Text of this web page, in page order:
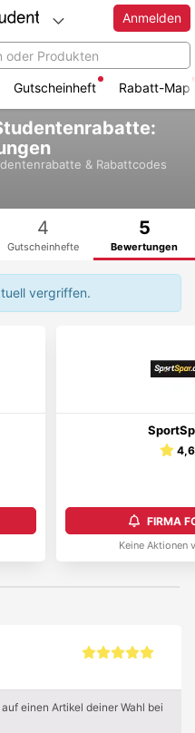
Anmelden
Gutscheinheft Rabatt-Map
& Rabattcodes
4
Gutscheinhefte
5
Bewertungen
vergriffen.
4,6
FIRMA
Keine Aktionen
einen Artikel deiner Wahl bei